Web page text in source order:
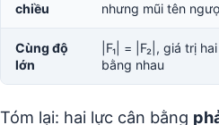
chiều
nhưng mũi tên
Cùng độ
lớn
|F₁| = |F₂|, giá trị
bằng nhau
Tóm lại: hai lực cân bằng